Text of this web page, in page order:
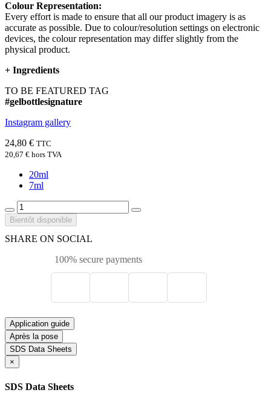
Colour Representation:
Every effort is made to ensure that all our product imagery is as
accurate as possible. Due to colour/resolution settings on electronic
devices, the colour representation may differ slightly from the
physical product.
+ Ingredients
TO BE FEATURED TAG
#gelbottlesignature
Instagram gallery
24,80 € TTC
20,67 € hors TVA
20ml
7ml
Bientôt disponible
SHARE ON SOCIAL
100% secure payments
Application guide
Après la pose
SDS Data Sheets
×
SDS Data Sheets